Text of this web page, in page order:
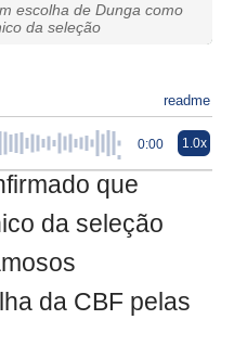
escolha de Dunga como
da seleção
readme
0:00 1.0x
que
da seleção
da CBF pelas